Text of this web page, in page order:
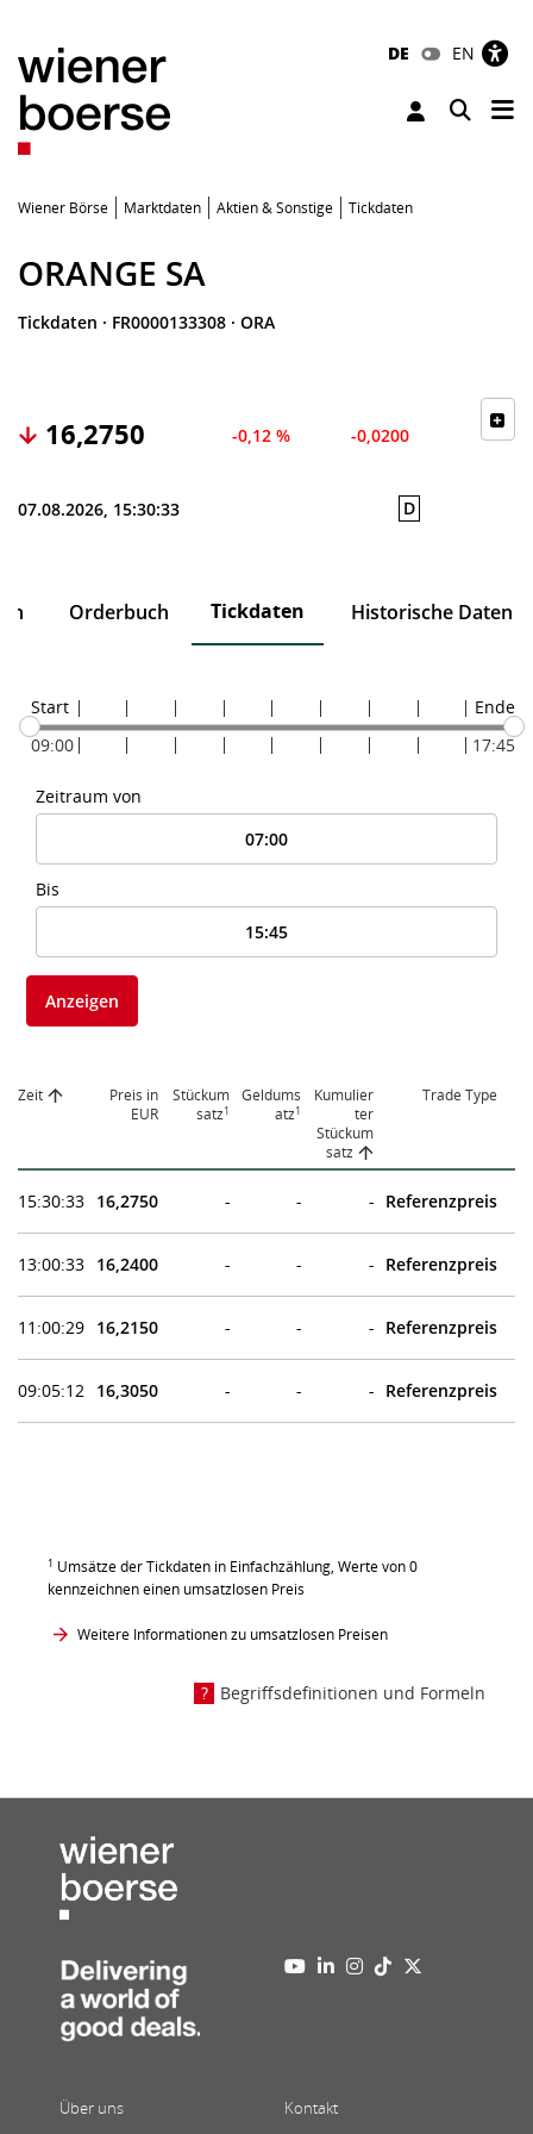
DE EN
Toggle
Wiener Börse Marktdaten Aktien & Sonstige Tickdaten
ORANGE SA
Tickdaten · FR0000133308 · ORA
16,2750 -0,12 % -0,0200
07.08.2026, 15:30:33 D
Orderbuch Tickdaten Historische Daten
Start
09:00
Ende
17:45
Zeitraum von
Bis
Anzeigen
Zeit
Preis in
EUR
Stückum
satz1
Geldums
atz1
Kumulier
ter
Stückum
satz
Trade Type
15:30:33 16,2750 - - - Referenzpreis
13:00:33 16,2400 - - - Referenzpreis
11:00:29 16,2150 - - - Referenzpreis
09:05:12 16,3050 - - - Referenzpreis
1 Umsätze der Tickdaten in Einfachzählung, Werte von 0
kennzeichnen einen umsatzlosen Preis
Weitere Informationen zu umsatzlosen Preisen
Begriffsdefinitionen und Formeln
Über uns
Kontakt